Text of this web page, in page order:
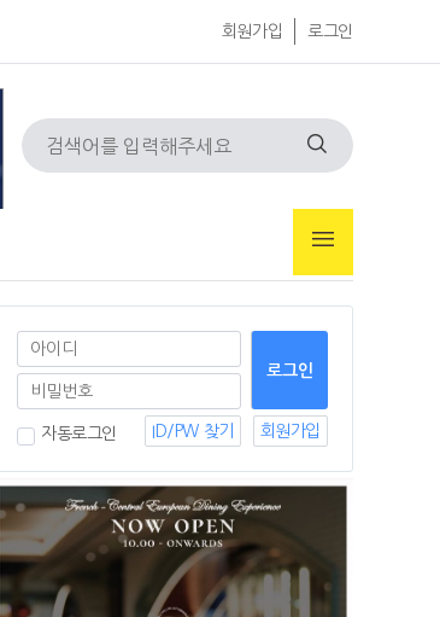
회원가입 로그인
자동로그인 ID/PW 찾기 회원가입